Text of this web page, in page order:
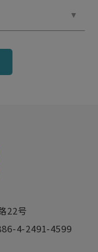
22号
4-2491-4599